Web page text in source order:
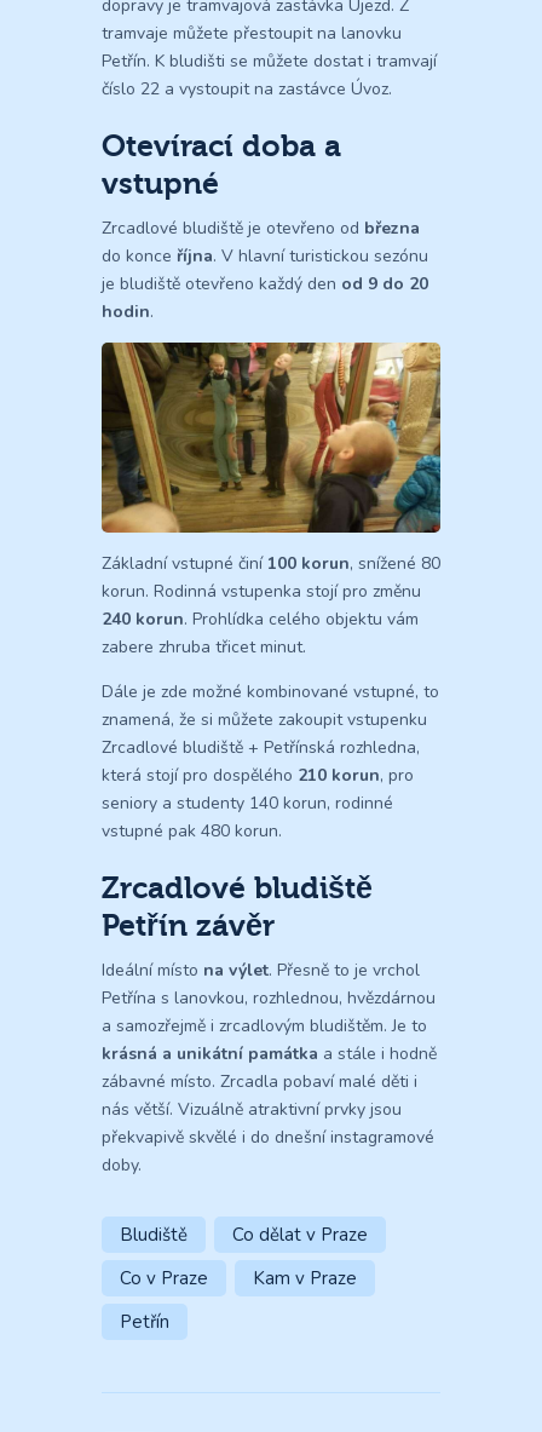
dopravy je tramvajová zastávka Újezd. Z
tramvaje můžete přestoupit na lanovku
Petřín. K bludišti se můžete dostat i tramvají
číslo 22 a vystoupit na zastávce Úvoz.
Otevírací doba a
vstupné
Zrcadlové bludiště je otevřeno od března
do konce října. V hlavní turistickou sezónu
je bludiště otevřeno každý den od 9 do 20
hodin.
Základní vstupné činí 100 korun, snížené 80
korun. Rodinná vstupenka stojí pro změnu
240 korun. Prohlídka celého objektu vám
zabere zhruba třicet minut.
Dále je zde možné kombinované vstupné, to
znamená, že si můžete zakoupit vstupenku
Zrcadlové bludiště + Petřínská rozhledna,
která stojí pro dospělého 210 korun, pro
seniory a studenty 140 korun, rodinné
vstupné pak 480 korun.
Zrcadlové bludiště
Petřín závěr
Ideální místo na výlet. Přesně to je vrchol
Petřína s lanovkou, rozhlednou, hvězdárnou
a samozřejmě i zrcadlovým bludištěm. Je to
krásná a unikátní památka a stále i hodně
zábavné místo. Zrcadla pobaví malé děti i
nás větší. Vizuálně atraktivní prvky jsou
překvapivě skvělé i do dnešní instagramové
doby.
Bludiště
Co dělat v Praze
Co v Praze
Kam v Praze
Petřín